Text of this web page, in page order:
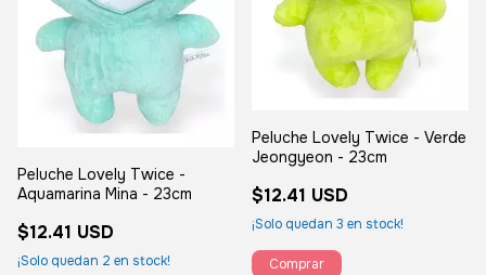
Peluche Lovely Twice -
Aquamarina Mina - 23cm
$12.41 USD
¡Solo quedan 2 en stock!
Peluche Lovely Twice - Verde
Jeongyeon - 23cm
$12.41 USD
¡Solo quedan 3 en stock!